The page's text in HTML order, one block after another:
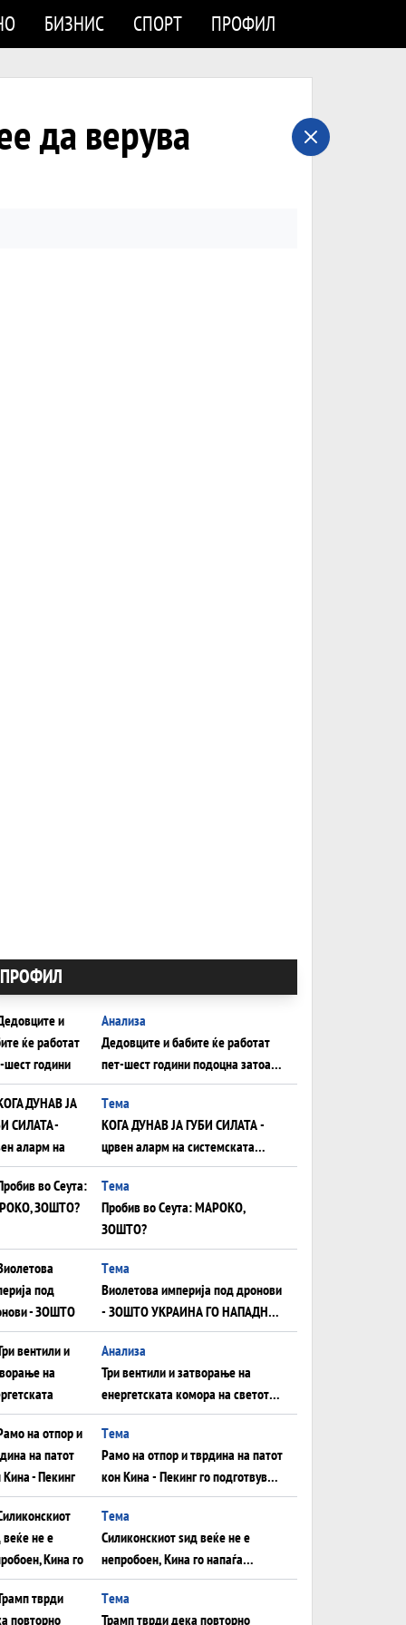
БИЗНИС СПОРТ ПРОФИЛ
да верува
ПРОФИЛ
Анализа
Дедовците и бабите ќе работат
пет-шест години подоцна затоа
што НЕМААТ ВНУЦИ ДА ГИ
ЗАМЕНАТ
Tема
КОГА ДУНАВ ЈА ГУБИ СИЛАТА -
црвен аларм на системската
плоча од јужна Германија до
Црното Море...
Tема
Пробив во Сеута: МАРОКО,
ЗОШТО?
Tема
Виолетова империја под дронови
- ЗОШТО УКРАИНА ГО НАПАДНА
РУСКИОТ WILDBERRIES
Aнализа
Три вентили и затворање на
енергетската комора на светот:
Нападот во Суец најавува
глобален енергетски инфаркт?
Tема
Рамо на отпор и тврдина на патот
кон Кина - Пекинг го подготвува
Иран за американска копнена
инвазија
Tема
Силиконскиот ѕид веќе не е
непробоен, Кина го напаѓа
последниот голем монопол на
Западот?
Tема
Трамп тврди дека повторно